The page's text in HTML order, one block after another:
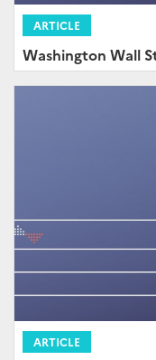
ARTICLE
Washington Wall
ARTICLE